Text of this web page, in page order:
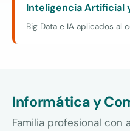
Inteligencia Artificial
Big Data e IA aplicados al
Informática y
Familia profesional con